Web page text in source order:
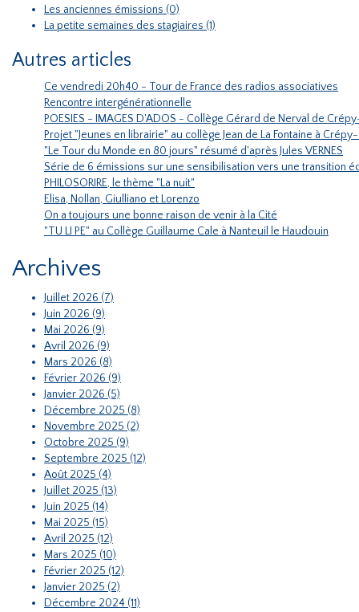
Les anciennes émissions (0)
La petite semaines des stagiaires (1)
Autres articles
Ce vendredi 20h40 - Tour de France des radios associatives
Rencontre intergénérationnelle
POESIES - IMAGES D'ADOS - Collège Gérard de Nerval de
Projet "Jeunes en librairie" au collège Jean de La Fontaine à
"Le Tour du Monde en 80 jours" résumé d'après Jules VERNES
Série de 6 émissions sur une sensibilisation vers une transition
PHILOSORIRE, le thème "La nuit"
Elisa, Nollan, Giulliano et Lorenzo
On a toujours une bonne raison de venir à la Cité
"TU LI PE" au Collège Guillaume Cale à Nanteuil le Haudouin
Archives
Juillet 2026 (7)
Juin 2026 (9)
Mai 2026 (9)
Avril 2026 (9)
Mars 2026 (8)
Février 2026 (9)
Janvier 2026 (5)
Décembre 2025 (8)
Novembre 2025 (2)
Octobre 2025 (9)
Septembre 2025 (12)
Août 2025 (4)
Juillet 2025 (13)
Juin 2025 (14)
Mai 2025 (15)
Avril 2025 (12)
Mars 2025 (10)
Février 2025 (12)
Janvier 2025 (2)
Décembre 2024 (11)